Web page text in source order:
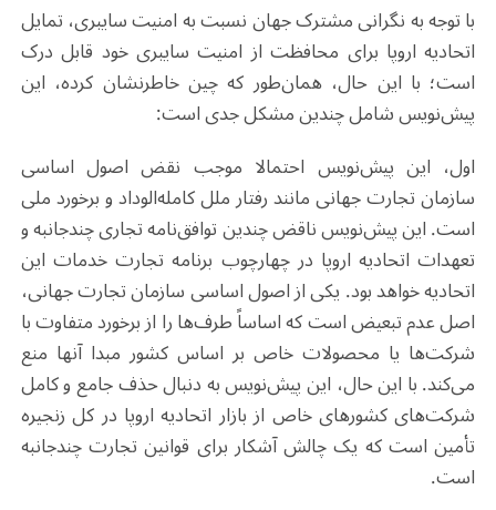
با توجه به نگرانی مشترک جهان نسبت به امنیت سایبری، تمایل
اتحادیه اروپا برای محافظت از امنیت سایبری خود قابل درک
است؛ با این حال، همان‌طور که چین خاطرنشان کرده، این
پیش‌نویس شامل چندین مشکل جدی است:
اول، این پیش‌نویس احتمالا موجب نقض اصول اساسی
سازمان تجارت جهانی مانند رفتار ملل کامله‌الوداد و برخورد ملی
است. این پیش‌نویس ناقض چندین توافق‌نامه تجاری چندجانبه و
تعهدات اتحادیه اروپا در چهارچوب برنامه تجارت خدمات این
اتحادیه خواهد بود. یکی از اصول اساسی سازمان تجارت جهانی،
اصل عدم تبعیض است که اساساً طرف‌ها را از برخورد متفاوت با
شرکت‌ها یا محصولات خاص بر اساس کشور مبدا آنها منع
می‌کند. با این حال، این پیش‌نویس به دنبال حذف جامع و کامل
شرکت‌های کشورهای خاص از بازار اتحادیه اروپا در کل زنجیره
تأمین است که یک چالش آشکار برای قوانین تجارت چندجانبه
است.